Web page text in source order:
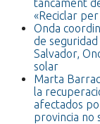
tancament
«Reciclar
Onda
de
Salvador,
solar
Marta
la
afectados
provincia no